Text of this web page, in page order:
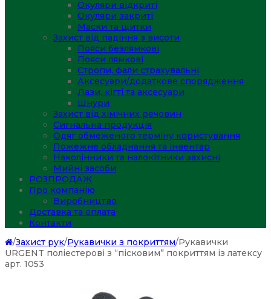
Окуляри відкриті
Окуляри закриті
Маски та щитки
Захист від падіння з висоти
Пояси безлямкові
Пояси лямкові
Стропи, фали страхувальні
Аксесуари/додаткове спорядження
Лази, кігті та аксесуари
Шнури
Захист від хімічних речовин
Сигнальна продукція
Одяг обмеженого терміну користування
Пожежне обладнання та інвентар
Наколінники та налокітники захисні
Мийні засоби
РОЗПРОДАЖ
Про компанію
Виробництво
Доставка та оплата
Контакти
/Захист рук/Рукавички з покриттям/Рукавички
URGENT поліестерові з “пісковим” покриттям із латексу
арт. 1053